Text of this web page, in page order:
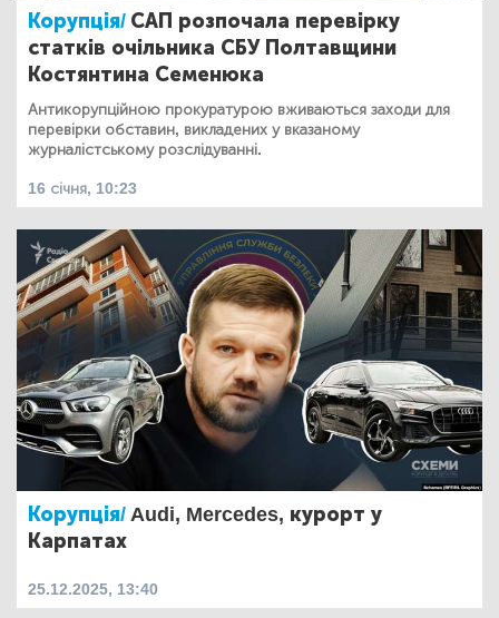
Корупція/ САП розпочала перевірку
статків очільника СБУ Полтавщини
Костянтина Семенюка
Антикорупційною прокуратурою вживаються заходи для
перевірки обставин, викладених у вказаному
журналістському розслідуванні.
16 січня, 10:23
Корупція/Audi, Mercedes, курорт у
Карпатах
25.12.2025, 13:40